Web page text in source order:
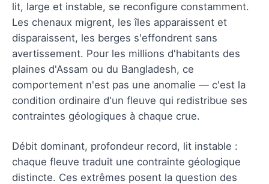
lit, large et instable, se reconfigure constamment.
Les chenaux migrent, les îles apparaissent et
disparaissent, les berges s'effondrent sans
avertissement. Pour les millions d'habitants des
plaines d'Assam ou du Bangladesh, ce
comportement n'est pas une anomalie — c'est la
condition ordinaire d'un fleuve qui redistribue ses
contraintes géologiques à chaque crue.
Débit dominant, profondeur record, lit instable :
chaque fleuve traduit une contrainte géologique
distincte. Ces extrêmes posent la question des